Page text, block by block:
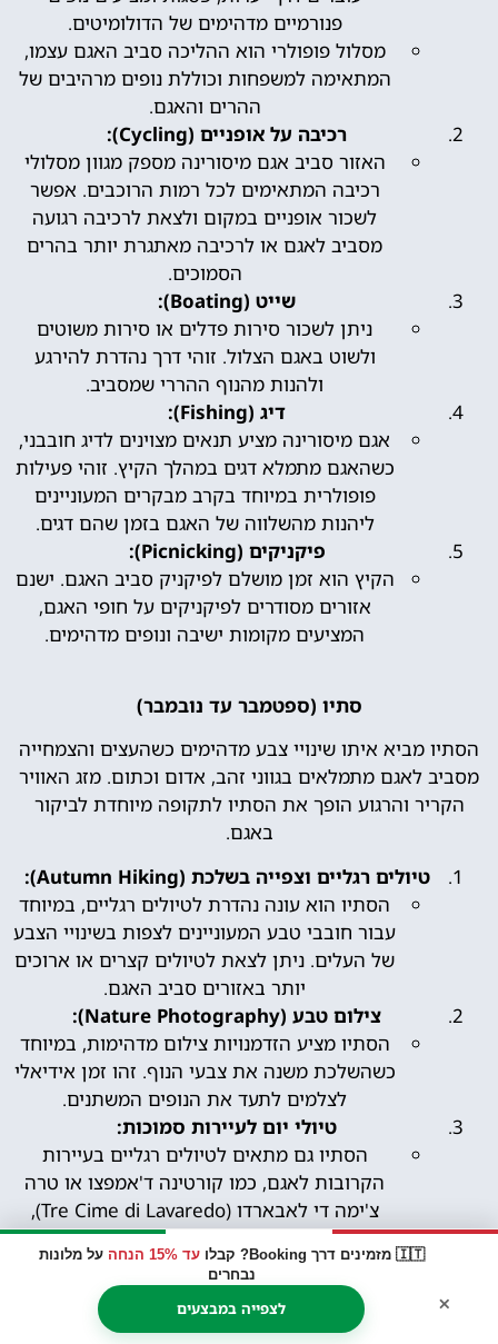
🇮🇹 מזמינים דרך Booking? קבלו עד 15% הנחה
על מלונות
נבחרים
לצפייה במבצעים ×
פנורמיים מדהימים של הדולומיטים.
מסלול פופולרי הוא ההליכה סביב האגם עצמו,
המתאימה למשפחות וכוללת נופים מרהיבים של
ההרים והאגם.
רכיבה על אופניים (Cycling):
האזור סביב אגם מיסורינה מספק מגוון מסלולי
רכיבה המתאימים לכל רמות הרוכבים. אפשר
לשכור אופניים במקום ולצאת לרכיבה רגועה
מסביב לאגם או לרכיבה מאתגרת יותר בהרים
הסמוכים.
שייט (Boating):
ניתן לשכור סירות פדלים או סירות משוטים
ולשוט באגם הצלול. זוהי דרך נהדרת להירגע
ולהנות מהנוף ההררי שמסביב.
דיג (Fishing):
אגם מיסורינה מציע תנאים מצוינים לדיג חובבני,
כשהאגם מתמלא דגים במהלך הקיץ. זוהי פעילות
פופולרית במיוחד בקרב מבקרים המעוניינים
ליהנות מהשלווה של האגם בזמן שהם דגים.
פיקניקים (Picnicking):
הקיץ הוא זמן מושלם לפיקניק סביב האגם. ישנם
אזורים מסודרים לפיקניקים על חופי האגם,
המציעים מקומות ישיבה ונופים מדהימים.
סתיו (ספטמבר עד נובמבר)
הסתיו מביא איתו שינויי צבע מדהימים כשהעצים והצמחייה
מסביב לאגם מתמלאים בגווני זהב, אדום וכתום. מזג האוויר
הקריר והרגוע הופך את הסתיו לתקופה מיוחדת לביקור
באגם.
טיולים רגליים וצפייה בשלכת (Autumn Hiking):
הסתיו הוא עונה נהדרת לטיולים רגליים, במיוחד
עבור חובבי טבע המעוניינים לצפות בשינויי הצבע
של העלים. ניתן לצאת לטיולים קצרים או ארוכים
יותר באזורים סביב האגם.
צילום טבע (Nature Photography):
הסתיו מציע הזדמנויות צילום מדהימות, במיוחד
כשהשלכת משנה את צבעי הנוף. זהו זמן אידיאלי
לצלמים לתעד את הנופים המשתנים.
טיולי יום לעיירות סמוכות:
הסתיו גם מתאים לטיולים רגליים בעיירות
הקרובות לאגם, כמו קורטינה ד'אמפצו או טרה
צ'ימה די לאבארדו (Tre Cime di Lavaredo),
המציעות נופים פסטורליים ואטרקציות מקומיות.
חורף (דצמבר עד פברואר)